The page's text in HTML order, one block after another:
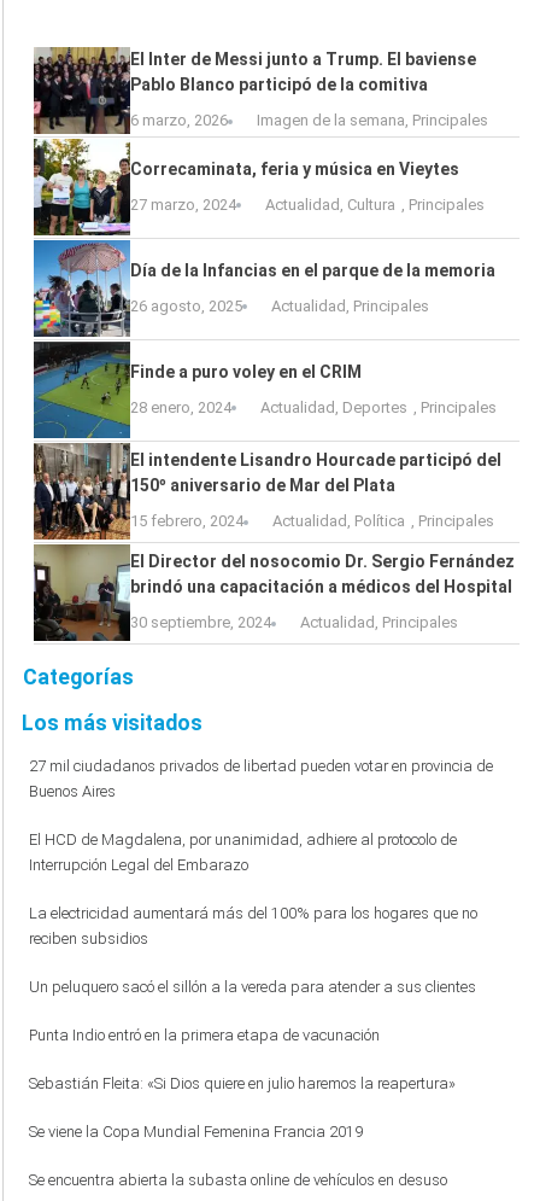
El Inter de Messi junto a Trump. El baviense
Pablo Blanco participó de la comitiva
6 marzo, 2026 Imagen de la semana, Principales
Correcaminata, feria y música en Vieytes
27 marzo, 2024 Actualidad Cultura Principales
Día de la Infancias en el parque de la memoria
26 agosto, 2025 Actualidad Principales
Finde a puro voley en el CRIM
28 enero, 2024 Actualidad Deportes Principales
El intendente Lisandro Hourcade participó del
150º aniversario de Mar del Plata
15 febrero, 2024 Actualidad , Política , Principales
El Director del nosocomio Dr. Sergio Fernández
brindó una capacitación a médicos del Hospital
30 septiembre, 2024 Actualidad , Principales
Categorías
Los más visitados
27 mil ciudadanos privados de libertad pueden votar en provincia de
Buenos Aires
El HCD de Magdalena, por unanimidad, adhiere al protocolo de
Interrupción Legal del Embarazo
La electricidad aumentará más del 100% para los hogares que no
reciben subsidios
Un peluquero sacó el sillón a la vereda para atender a sus clientes
Punta Indio entró en la primera etapa de vacunación
Sebastián Fleita: «Si Dios quiere en julio haremos la reapertura»
Se viene la Copa Mundial Femenina Francia 2019
Se encuentra abierta la subasta online de vehículos en desuso